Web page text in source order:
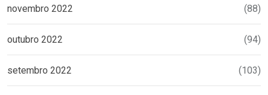
novembro 2022 (88)
outubro 2022 (94)
setembro 2022 (103)